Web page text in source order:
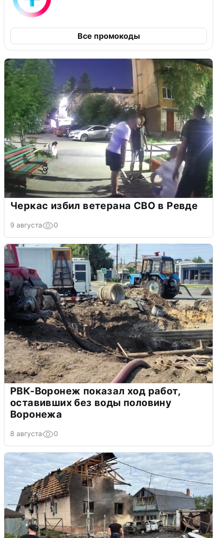
Все промокоды
Черкас избил ветерана СВО в Ревде
9 августа 0
РВК-Воронеж показал ход работ,
оставивших без воды половину
Воронежа
8 августа 0